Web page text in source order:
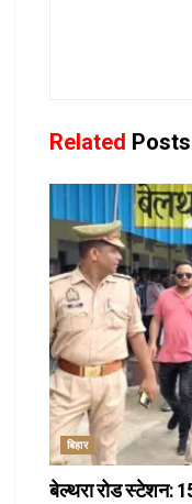
Related Posts
बिहार
बेल्थरा रोड स्टेशन: